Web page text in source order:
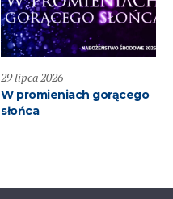
29 lipca 2026
W promieniach gorącego
słońca